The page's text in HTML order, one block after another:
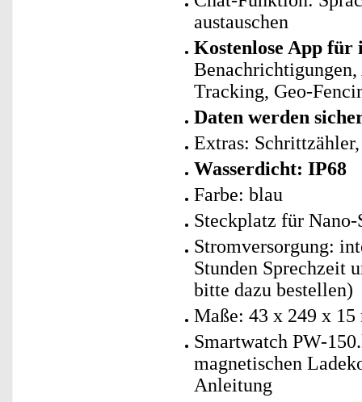
austauschen
Kostenlose App
Benachrichtigungen,
Tracking, Geo-
Daten werden
Extras:
Wasserdicht: IP68
Farbe: blau
Steckplatz für
Stromversorgung:
Stunden Sprechzeit
bitte dazu bestellen)
Maße: 43 x 249 x
Smartwatch PW-
magnetischen
Anleitung